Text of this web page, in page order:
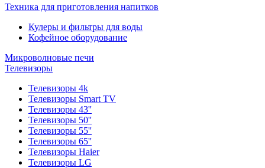
Техника для приготовления напитков
Кулеры и фильтры для воды
Кофейное оборудование
Микроволновые печи
Телевизоры
Телевизоры 4k
Телевизоры Smart TV
Телевизоры 43''
Телевизоры 50''
Телевизоры 55''
Телевизоры 65''
Телевизоры Haier
Телевизоры LG